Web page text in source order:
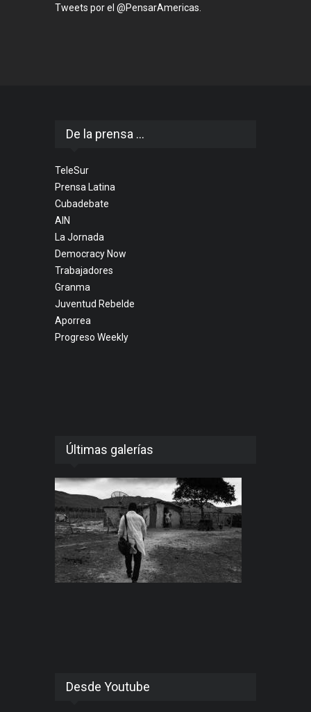
Tweets por el @PensarAmericas.
De la prensa ...
TeleSur
Prensa Latina
Cubadebate
AIN
La Jornada
Democracy Now
Trabajadores
Granma
Juventud Rebelde
Aporrea
Progreso Weekly
Últimas galerías
Desde Youtube